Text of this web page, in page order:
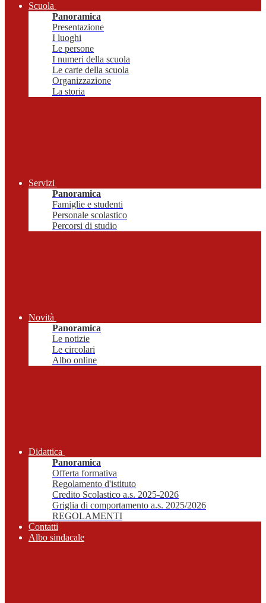
Scuola
Panoramica
Presentazione
I luoghi
Le persone
I numeri della scuola
Le carte della scuola
Organizzazione
La storia
Servizi
Panoramica
Famiglie e studenti
Personale scolastico
Percorsi di studio
Novità
Panoramica
Le notizie
Le circolari
Albo online
Didattica
Panoramica
Offerta formativa
Regolamento d'istituto
Credito Scolastico a.s. 2025-2026
Griglia di comportamento a.s. 2025/2026
REGOLAMENTI
Contatti
Albo sindacale